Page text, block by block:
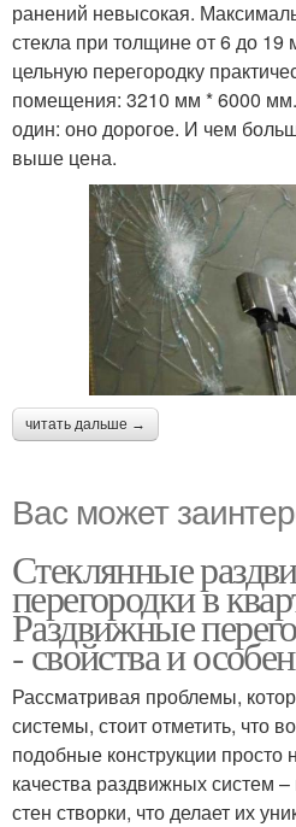
ранений невысокая.
стекла при толщине от 6 до 19
цельную перегородку
помещения: 3210 мм * 6000 мм.
один: оно дорогое. И чем
выше цена.
читать дальше →
Вас может
Стеклянные
перегородки в
Раздвижные
- свойства и
Рассматривая проблемы,
системы, стоит отметить, что
подобные конструкции просто
качества раздвижных систем
стен створки, что делает их